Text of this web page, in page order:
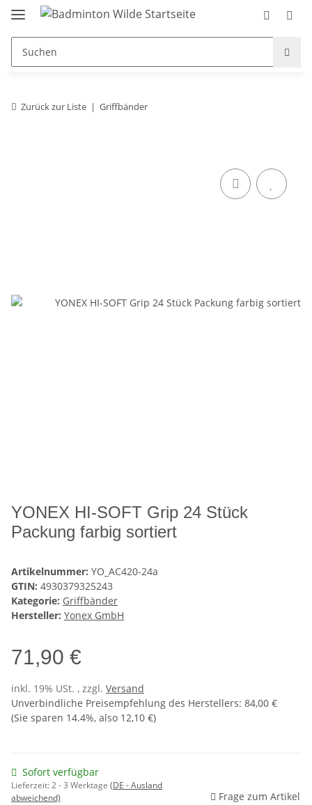
Zurück zur Liste Griffbänder
YONEX HI-SOFT Grip 24 Stück
Packung farbig sortiert
Artikelnummer: YO_AC420-24a
GTIN: 4930379325243
Kategorie: Griffbänder
Hersteller: Yonex GmbH
71,90 €
inkl. 19% USt. , zzgl. Versand
Unverbindliche Preisempfehlung des Herstellers: 84,00 €
(Sie sparen 14.4%, also 12,10 €)
Sofort verfügbar
Lieferzeit:2 - 3 Werktage (DE - Ausland
abweichend)
Frage zum Artikel